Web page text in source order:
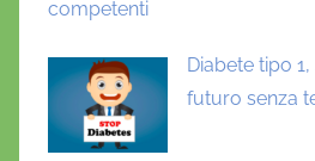
competenti
Diabete tipo
futuro senza